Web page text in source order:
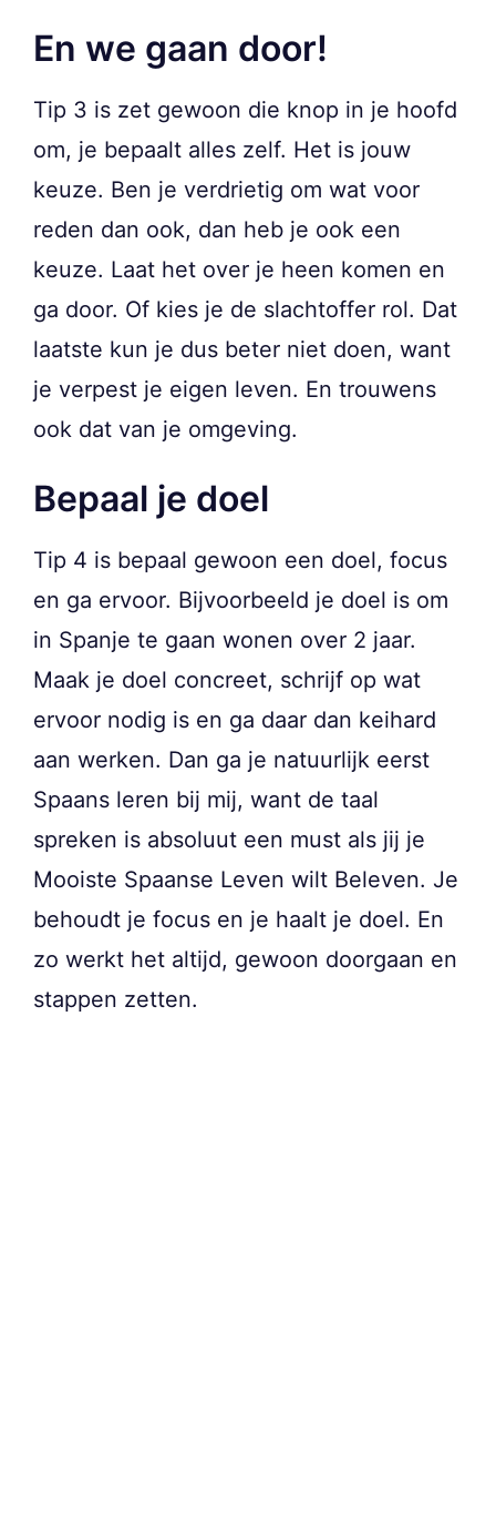
En we gaan door!
Tip 3 is zet gewoon die knop in je hoofd
om, je bepaalt alles zelf. Het is jouw
keuze. Ben je verdrietig om wat voor
reden dan ook, dan heb je ook een
keuze. Laat het over je heen komen en
ga door. Of kies je de slachtoffer rol. Dat
laatste kun je dus beter niet doen, want
je verpest je eigen leven. En trouwens
ook dat van je omgeving.
Bepaal je doel
Tip 4 is bepaal gewoon een doel, focus
en ga ervoor. Bijvoorbeeld je doel is om
in Spanje te gaan wonen over 2 jaar.
Maak je doel concreet, schrijf op wat
ervoor nodig is en ga daar dan keihard
aan werken. Dan ga je natuurlijk eerst
Spaans leren bij mij, want de taal
spreken is absoluut een must als jij je
Mooiste Spaanse Leven wilt Beleven. Je
behoudt je focus en je haalt je doel. En
zo werkt het altijd, gewoon doorgaan en
stappen zetten.